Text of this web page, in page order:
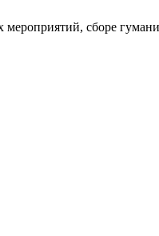
мероприятий, сборе